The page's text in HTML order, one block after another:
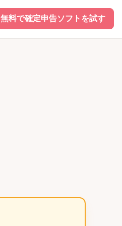
無料で確定申告ソフトを試す